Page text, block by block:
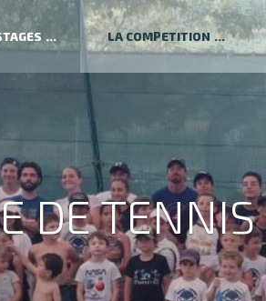
LA COMPETITION
DE TENNIS